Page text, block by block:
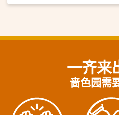
一齐来
啬色园需